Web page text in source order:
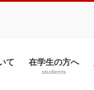
て 在学生の方へ
students